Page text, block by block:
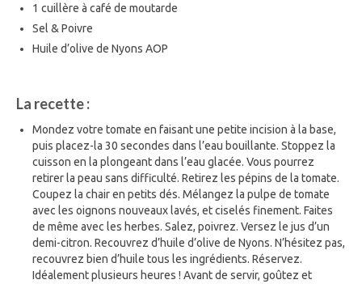
1 cuillère à café de moutarde
Sel & Poivre
Huile d’olive de Nyons AOP
La recette :
Mondez votre tomate en faisant une petite incision à la base,
puis placez-la 30 secondes dans l’eau bouillante. Stoppez la
cuisson en la plongeant dans l’eau glacée. Vous pourrez
retirer la peau sans difficulté. Retirez les pépins de la tomate.
Coupez la chair en petits dés. Mélangez la pulpe de tomate
avec les oignons nouveaux lavés, et ciselés finement. Faites
de même avec les herbes. Salez, poivrez. Versez le jus d’un
demi-citron. Recouvrez d’huile d’olive de Nyons. N’hésitez pas,
recouvrez bien d’huile tous les ingrédients. Réservez.
Idéalement plusieurs heures ! Avant de servir, goûtez et